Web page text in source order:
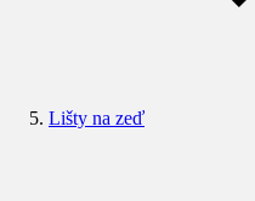
Lišty na zeď